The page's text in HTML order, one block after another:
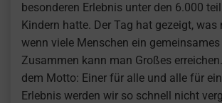
besonderen Erlebnis unter den 6.000
Kindern hatte. Der Tag hat gezeigt,
wenn viele Menschen ein
Zusammen kann man Großes
dem Motto: Einer für alle und alle für
Erlebnis werden wir so schnell nicht